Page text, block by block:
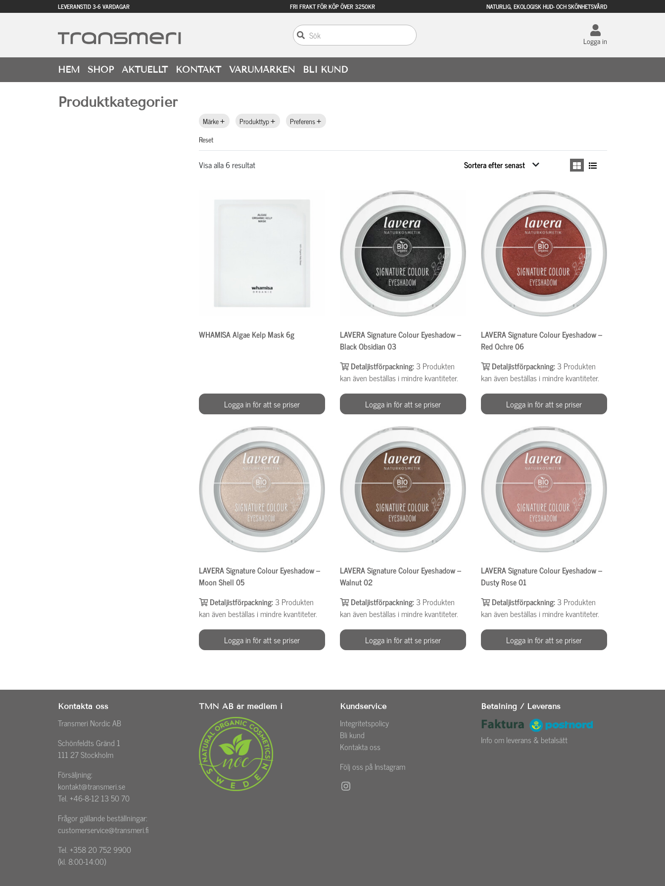
LEVERANSTID 3-6 VARDAGAR FRI FRAKT FÖR KÖP ÖVER 3250KR NATURLIG, EKOLOGISK HUD- OCH SKÖNHETSVÅRD
Logga in
HEM SHOP AKTUELLT KONTAKT VARUMÄRKEN BLI KUND
Produktkategorier
Märke Produkttyp
Preferens
Reset
Visa alla 6 resultat
WHAMISA Algae Kelp Mask 6g
Logga in för att se priser
LAVERA Signature Colour Eyeshadow –
Black Obsidian 03
Detaljistförpackning:3 Produkten
kan även beställas i mindre kvantiteter.
Logga in för att se priser
LAVERA Signature Colour Eyeshadow –
Red Ochre 06
Detaljistförpackning:3 Produkten
kan även beställas i mindre kvantiteter.
Logga in för att se priser
LAVERA Signature Colour Eyeshadow –
Moon Shell 05
Detaljistförpackning:3 Produkten
kan även beställas i mindre kvantiteter.
Logga in för att se priser
LAVERA Signature Colour Eyeshadow –
Walnut 02
Detaljistförpackning:3 Produkten
kan även beställas i mindre kvantiteter.
Logga in för att se priser
LAVERA Signature Colour Eyeshadow –
Dusty Rose 01
Detaljistförpackning:3 Produkten
kan även beställas i mindre kvantiteter.
Logga in för att se priser
Kontakta oss
Transmeri Nordic AB
Schönfeldts Gränd 1
111 27 Stockholm
Försäljning:
kontakt@transmeri.se
Tel. +46-8-12 13 50 70
Frågor gällande beställningar:
customerservice@transmeri.fi
Tel. +358 20 752 9900
(kl. 8:00-14:00)
TMN AB är medlem i Kundservice
Integritetspolicy
Bli kund
Kontakta oss
Följ oss på Instagram
Instagram
Betalning / Leverans
Info om leverans & betalsätt